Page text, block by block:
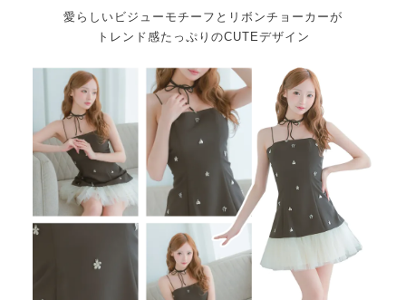
愛らしいビジューモチーフとリボンチョーカーが
トレンド感たっぷりのCUTEデザイン